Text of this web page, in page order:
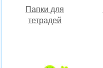
Папки для
тетрадей